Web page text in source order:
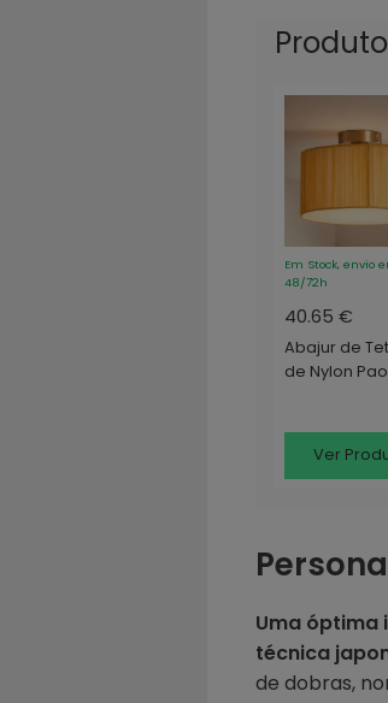
Em Stock, envio
48/72h
40.65 €
Abajur de
de Nylon
Ver
Uma óptima
técnica
de dobras,